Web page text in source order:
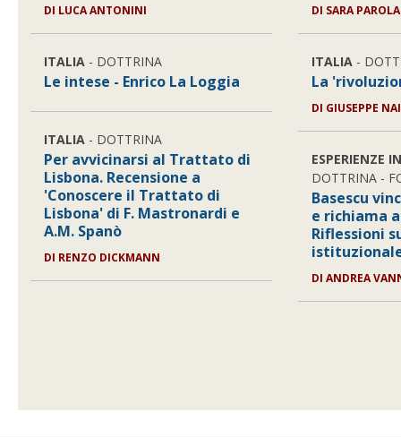
DI LUCA ANTONINI
ITALIA - DOTTRINA
Le intese - Enrico La Loggia
ITALIA - DOTTRINA
Per avvicinarsi al Trattato di
Lisbona. Recensione a
'Conoscere il Trattato di
Lisbona' di F. Mastronardi e
A.M. Spanò
DI RENZO DICKMANN
DI SARA
ITALIA -
La
DI GIUSEPPE
ESPERIENZE
DOTTRINA -
Basescu
e richiama
Riflessioni
DI ANDREA